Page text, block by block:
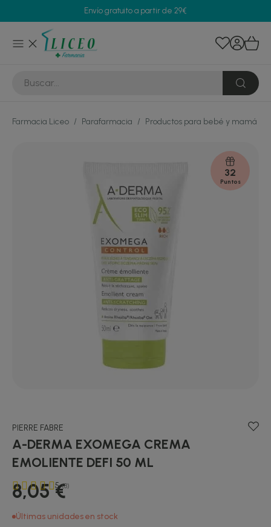
Envío gratuito a partir de 29€
Farmacia Liceo / Parafarmacia / Productos para bebé y mamá
32
Puntos
PIERRE FABRE
A-DERMA EXOMEGA CREMA
EMOLIENTE DEFI 50 ML
8,05 €
5 (3)
Últimas unidades en stock